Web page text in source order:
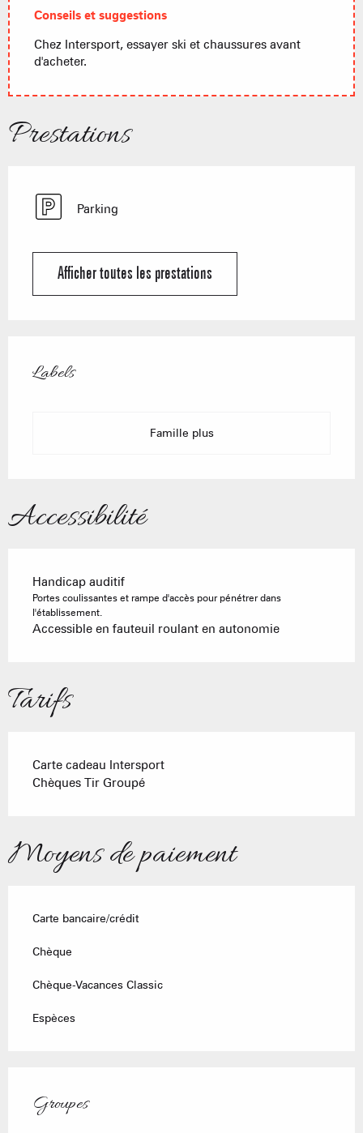
Conseils et suggestions
Chez Intersport, essayer ski et chaussures avant
d'acheter.
Prestations
Parking
Afficher toutes les prestations
Labels
Labels
Famille plus
Accessibilité
Handicap auditif
Portes coulissantes et rampe d'accès pour pénétrer dans
l'établissement.
Accessible en fauteuil roulant en autonomie
Tarifs
Carte cadeau Intersport
Chèques Tir Groupé
Moyens de paiement
Carte bancaire/crédit
Chèque
Chèque-Vacances Classic
Espèces
Groupes
Groupes